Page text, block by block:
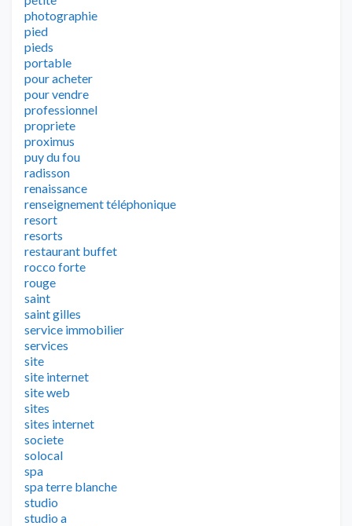
photographie
pied
pieds
portable
pour acheter
pour vendre
professionnel
propriete
proximus
puy du fou
radisson
renaissance
renseignement téléphonique
resort
resorts
restaurant buffet
rocco forte
rouge
saint
saint gilles
service immobilier
services
site
site internet
site web
sites
sites internet
societe
solocal
spa
spa terre blanche
studio
studio a